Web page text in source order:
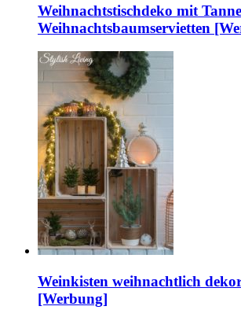
Weihnachtstischdeko mit
Weihnachtsbaumservietten
Weinkisten weihnachtlich
[Werbung]